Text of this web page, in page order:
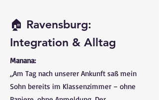
🏠 Ravensburg:
Integration & Alltag
Manana:
„Am Tag nach unserer Ankunft saß mein
Sohn bereits im Klassenzimmer – ohne